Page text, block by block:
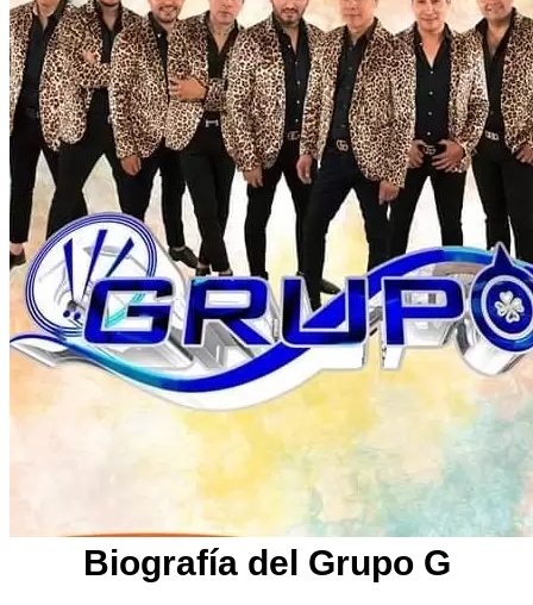
Biografía del Grupo G